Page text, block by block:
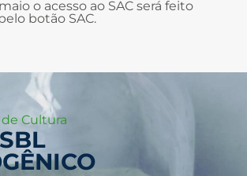
o acesso ao SAC será feito
botão SAC.
Cultura